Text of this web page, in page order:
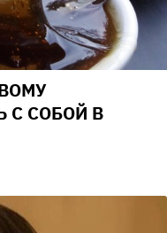
С СОБОЙ В